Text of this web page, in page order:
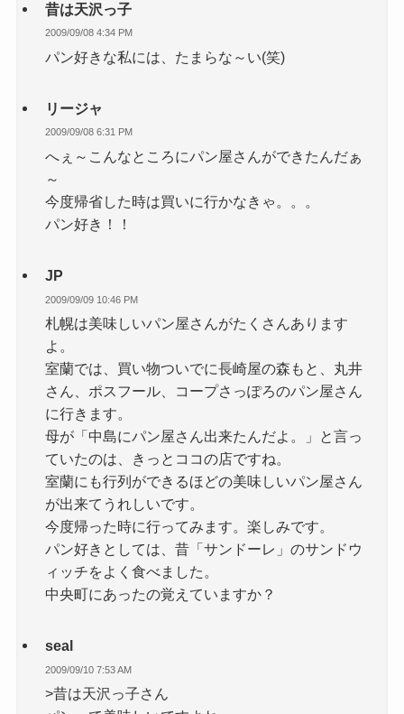
昔は天沢っ子
2009/09/08 4:34 PM
パン好きな私には、たまらな～い(笑)
リージャ
2009/09/08 6:31 PM
へぇ～こんなところにパン屋さんができたんだぁ
～
今度帰省した時は買いに行かなきゃ。。。
パン好き！！
JP
2009/09/09 10:46 PM
札幌は美味しいパン屋さんがたくさんあります
よ。
室蘭では、買い物ついでに長崎屋の森もと、丸井
さん、ポスフール、コープさっぽろのパン屋さん
に行きます。
母が「中島にパン屋さん出来たんだよ。」と言っ
ていたのは、きっとココの店ですね。
室蘭にも行列ができるほどの美味しいパン屋さん
が出来てうれしいです。
今度帰った時に行ってみます。楽しみです。
パン好きとしては、昔「サンドーレ」のサンドウ
ィッチをよく食べました。
中央町にあったの覚えていますか？
seal
2009/09/10 7:53 AM
>昔は天沢っ子さん